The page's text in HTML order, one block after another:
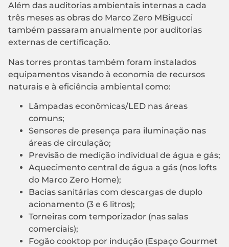
Além das auditorias ambientais internas a cada
três meses as obras do Marco Zero MBigucci
também passaram anualmente por auditorias
externas de certificação.
Nas torres prontas também foram instalados
equipamentos visando à economia de recursos
naturais e à eficiência ambiental como:
Lâmpadas econômicas/LED nas áreas
comuns;
Sensores de presença para iluminação nas
áreas de circulação;
Previsão de medição individual de água e gás;
Aquecimento central de água a gás (nos lofts
do Marco Zero Home);
Bacias sanitárias com descargas de duplo
acionamento (3 e 6 litros);
Torneiras com temporizador (nas salas
comerciais);
Fogão cooktop por indução (Espaço Gourmet